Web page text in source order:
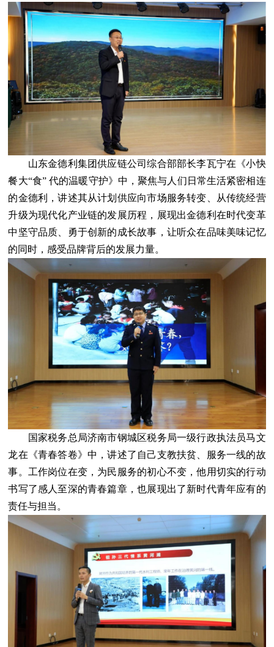
山东金德利集团供应链公司综合部部长李瓦宁在《小快
餐大“食” 代的温暖守护》中，聚焦与人们日常生活紧密相连
的金德利，讲述其从计划供应向市场服务转变、从传统经营
升级为现代化产业链的发展历程，展现出金德利在时代变革
中坚守品质、勇于创新的成长故事，让听众在品味美味记忆
的同时，感受品牌背后的发展力量。
国家税务总局济南市钢城区税务局一级行政执法员马文
龙在《青春答卷》中，讲述了自己支教扶贫、服务一线的故
事。工作岗位在变，为民服务的初心不变，他用切实的行动
书写了感人至深的青春篇章，也展现出了新时代青年应有的
责任与担当。